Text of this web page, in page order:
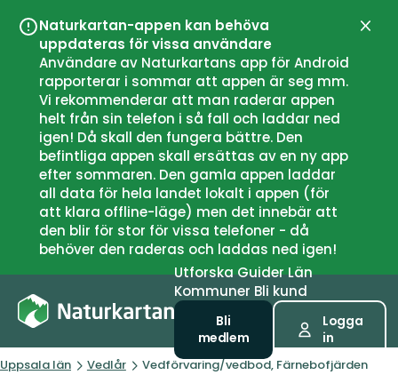
Naturkartan-appen kan behöva
uppdateras för vissa användare
Användare av Naturkartans app för Android
rapporterar i sommar att appen är seg mm.
Vi rekommenderar att man raderar appen
helt från sin telefon i så fall och laddar ned
igen! Då skall den fungera bättre. Den
befintliga appen skall ersättas av en ny app
efter sommaren. Den gamla appen laddar
all data för hela landet lokalt i appen (för
att klara offline-läge) men det innebär att
den blir för stor för vissa telefoner - då
behöver den raderas och laddas ned igen!
UtforskaGuiderLän
Kommuner Bli kund
Bli
medlem
Logga
in
Uppsala län Vedlår Vedförvaring/vedbod, Färnebofjärden